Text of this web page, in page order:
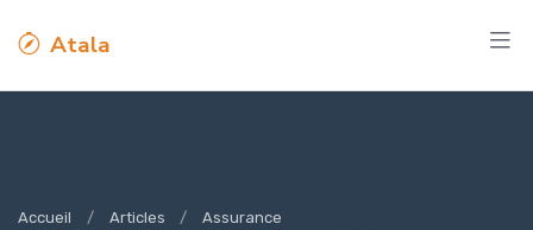
Atala
Accueil Articles
Assurance